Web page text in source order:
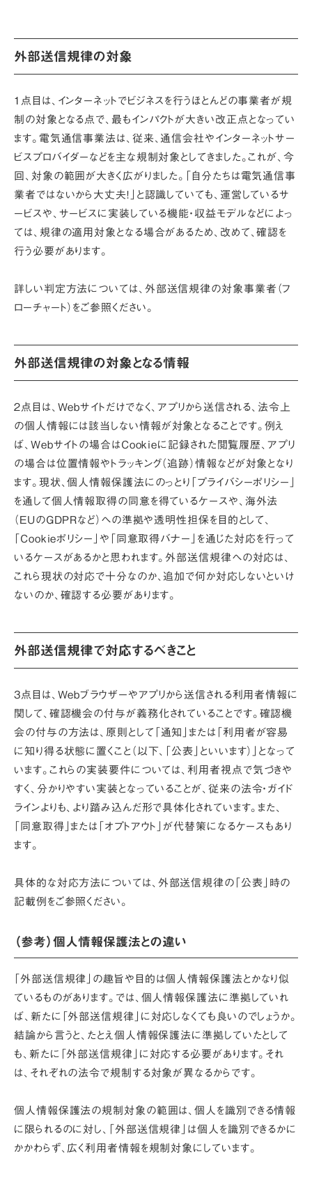
外部送信規律の対象
１点目は、インターネットでビジネスを行うほとんどの事業者が規
制の対象となる点で、最もインパクトが大きい改正点となってい
ます。電気通信事業法は、従来、通信会社やインターネットサー
ビスプロバイダーなどを主な規制対象としてきました。これが、今
回、対象の範囲が大きく広がりました。「自分たちは電気通信事
業者ではないから大丈夫！」と認識していても、運営しているサ
ービスや、サービスに実装している機能・収益モデルなどによっ
ては、規律の適用対象となる場合があるため、改めて、確認を
行う必要があります。
詳しい判定方法については、外部送信規律の対象事業者（フ
ローチャート）をご参照ください。
外部送信規律の対象となる情報
２点目は、Webサイトだけでなく、アプリから送信される、法令上
の個人情報には該当しない情報が対象となることです。例え
ば、Webサイトの場合はCookieに記録された閲覧履歴、アプリ
の場合は位置情報やトラッキング（追跡）情報などが対象となり
ます。現状、個人情報保護法にのっとり「プライバシーポリシー」
を通して個人情報取得の同意を得ているケースや、海外法
（EUのGDPRなど）への準拠や透明性担保を目的として、
「Cookieポリシー」や「同意取得バナー」を通じた対応を行って
いるケースがあるかと思われます。外部送信規律への対応は、
これら現状の対応で十分なのか、追加で何か対応しないといけ
ないのか、確認する必要があります。
外部送信規律で対応するべきこと
3点目は、Webブラウザーやアプリから送信される利用者情報に
関して、確認機会の付与が義務化されていることです。確認機
会の付与の方法は、原則として「通知」または「利用者が容易
に知り得る状態に置くこと（以下、「公表」といいます）」となって
います。これらの実装要件については、利用者視点で気づきや
すく、分かりやすい実装となっていることが、従来の法令・ガイド
ラインよりも、より踏み込んだ形で具体化されています。また、
「同意取得」または「オプトアウト」が代替策になるケースもあり
ます。
具体的な対応方法については、外部送信規律の「公表」時の
記載例をご参照ください。
（参考）個人情報保護法との違い
「外部送信規律」の趣旨や目的は個人情報保護法とかなり似
ているものがあります。では、個人情報保護法に準拠していれ
ば、新たに「外部送信規律」に対応しなくても良いのでしょうか。
結論から言うと、たとえ個人情報保護法に準拠していたとして
も、新たに「外部送信規律」に対応する必要があります。それ
は、それぞれの法令で規制する対象が異なるからです。
個人情報保護法の規制対象の範囲は、個人を識別できる情報
に限られるのに対し、「外部送信規律」は個人を識別できるかに
かかわらず、広く利用者情報を規制対象にしています。